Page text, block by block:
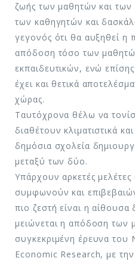
ζωής των μαθητών και
των καθηγητών και
γεγονός ότι θα αυξηθεί η
απόδοση τόσο των
εκπαιδευτικών, ενώ
έχει και θετικά
χώρας.
Ταυτόχρονα θέλω να
διαθέτουν κλιματιστικά
δημόσια σχολεία
μεταξύ των δύο.
Υπάρχουν αρκετές μελέτες
συμφωνούν και
πιο ζεστή είναι η αίθουσα
μειώνεται η απόδοση των
συγκεκριμένη έρευνα
Economic Research, με